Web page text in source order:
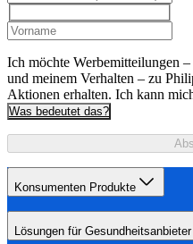
Ich möchte Werbemitteilungen
und meinem Verhalten – zu
Aktionen erhalten. Ich kann
Was bedeutet das?
Konsumenten Produkte
Lösungen für Gesundheitsanbieter